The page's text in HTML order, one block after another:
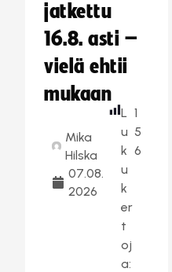
jatkettu
16.8. asti –
vielä ehtii
mukaan
Mika
Hilska
07.08.
2026
L
u
k
u
k
er
t
oj
a:
1
5
6